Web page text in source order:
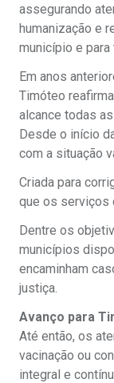
assegurando
humanização e
município e para
Em anos
Timóteo
alcance todas
Desde o início
com a situação
Criada para
que os serviços
Dentre os
municípios
encaminham
justiça.
Avanço para
Até então, os
vacinação ou
integral e